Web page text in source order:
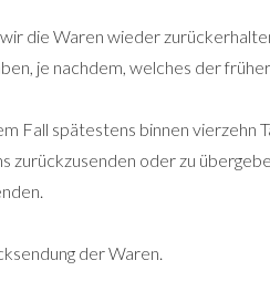
die Waren wieder
je nachdem, welches der
Fall spätestens binnen vierzehn
zurückzusenden oder zu
der Waren.